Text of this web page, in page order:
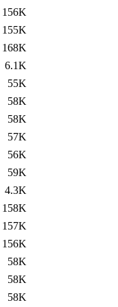
156K
155K
168K
6.1K
55K
58K
58K
57K
56K
59K
4.3K
158K
157K
156K
58K
58K
58K